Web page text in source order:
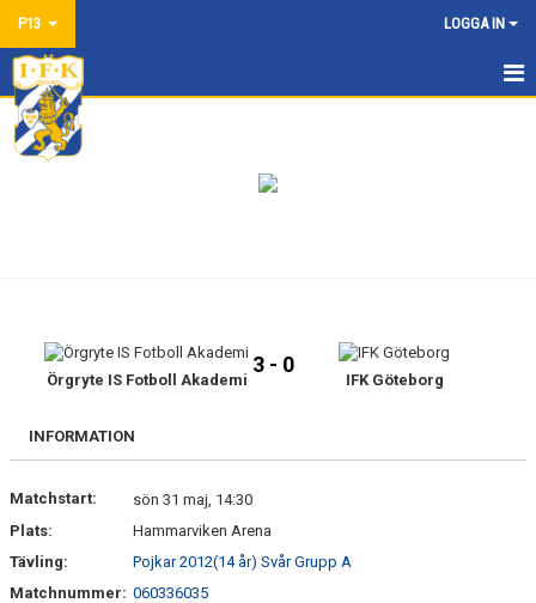
P13 LOGGA IN
HEM
BILDGALLERI
DOKUMENT
Örgryte IS Fotboll Akademi
3 - 0
IFK Göteborg
INFORMATION
Matchstart:
sön 31 maj, 14:30
Plats:
Hammarviken Arena
Tävling:
Pojkar 2012(14 år) Svår Grupp A
Matchnummer: 060336035